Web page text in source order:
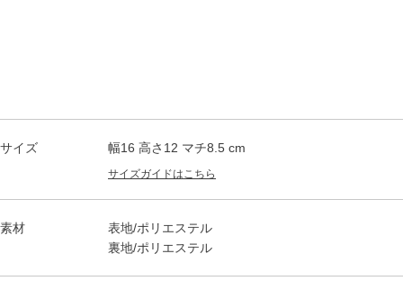
サイズ 幅16 高さ12 マチ8.5 cm
サイズガイドはこちら
素材
表地/ポリエステル
裏地/ポリエステル